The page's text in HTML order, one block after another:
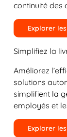
continuité des
Explorer
Simplifiez la
Améliorez
solutions
simplifient la
employés et
Explorer